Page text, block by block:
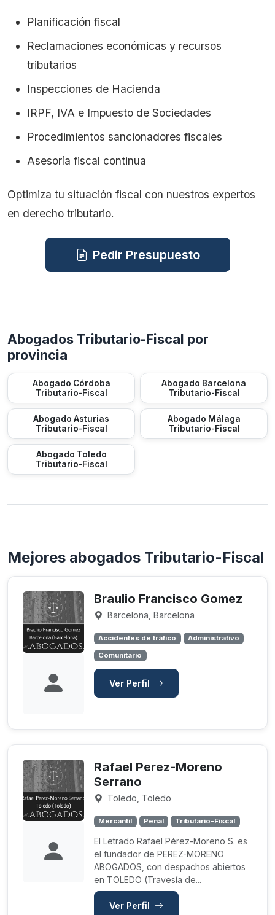
Planificación fiscal
Reclamaciones económicas y recursos
tributarios
Inspecciones de Hacienda
IRPF, IVA e Impuesto de Sociedades
Procedimientos sancionadores fiscales
Asesoría fiscal continua
Optimiza tu situación fiscal con nuestros expertos
en derecho tributario.
Pedir Presupuesto
Abogados Tributario-Fiscal por
provincia
Abogado Córdoba
Tributario-Fiscal
Abogado Barcelona
Tributario-Fiscal
Abogado Asturias
Tributario-Fiscal
Abogado Málaga
Tributario-Fiscal
Abogado Toledo
Tributario-Fiscal
Mejores abogados Tributario-Fiscal
Braulio Francisco Gomez
Barcelona, Barcelona
Accidentes de tráfico
Administrativo
Comunitario
Ver Perfil
Rafael Perez-Moreno
Serrano
Toledo, Toledo
Mercantil Penal Tributario-Fiscal
El Letrado Rafael Pérez-Moreno S. es
el fundador de PEREZ-MORENO
ABOGADOS, con despachos abiertos
en TOLEDO (Travesía de...
Ver Perfil